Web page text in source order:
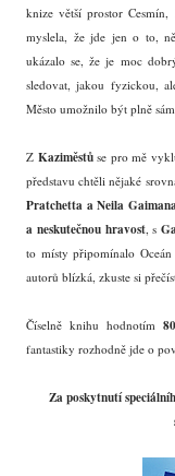
knize větší prostor
myslela, že jde jen o to,
ukázalo se, že je moc
sledovat, jakou fyzickou,
Město umožnilo být plně
Z Kaziměstůse pro mě
představu chtěli nějaké
Pratchetta a Neila
a neskutečnou hravost, s
to místy připomínalo
autorů blízká, zkuste si
Číselně knihu hodnotím
fantastiky rozhodně jde o
Za poskytnutí speciálního Reading Copy děkuji nakladatelství Fragment a